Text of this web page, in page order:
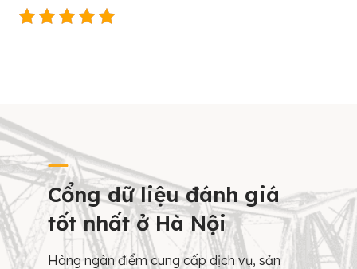
Cổng dữ liệu đánh giá
tốt nhất ở Hà Nội
Hàng ngàn điểm cung cấp dịch vụ, sản